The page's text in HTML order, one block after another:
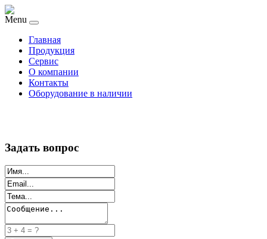
Menu
Главная
Продукция
Сервис
О компании
Контакты
Оборудование в наличии
Задать вопрос